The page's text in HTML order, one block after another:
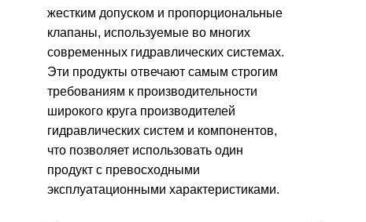
жестким допуском и пропорциональные
клапаны, используемые во многих
современных гидравлических системах.
Эти продукты отвечают самым строгим
требованиям к производительности
широкого круга производителей
гидравлических систем и компонентов,
что позволяет использовать один
продукт с превосходными
эксплуатационными характеристиками.